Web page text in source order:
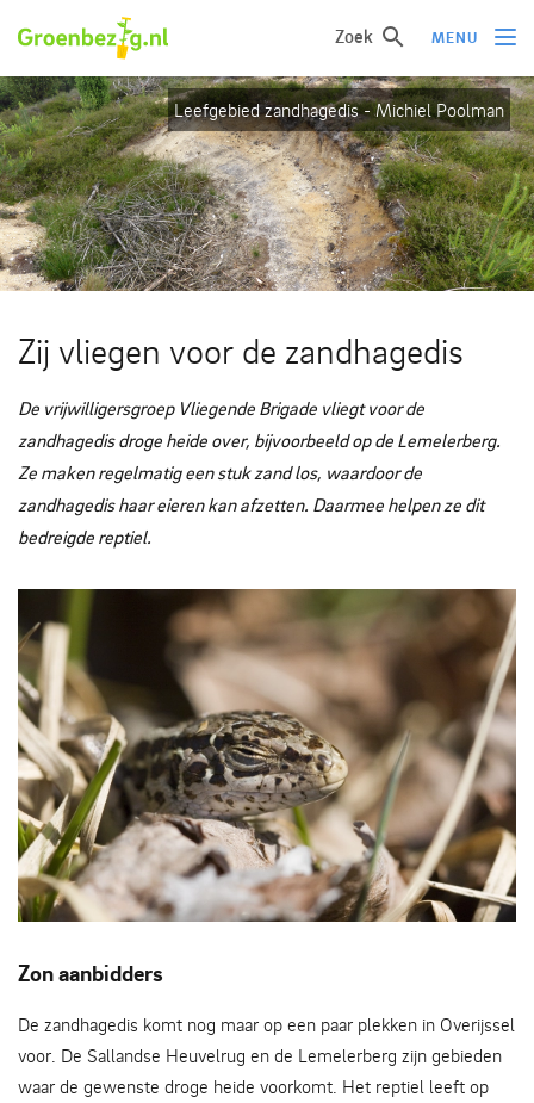
Zoek MENU
Ik wil iets doen
Ik wil iets leren
Groepen of initiatieven
Verhalen uit het veld
Over groenbezig
Meld jouw werkgroep of initiatief aan
Leefgebied zandhagedis - Michiel Poolman
Zij vliegen voor de zandhagedis
De vrijwilligersgroep Vliegende Brigade vliegt voor de
zandhagedis droge heide over, bijvoorbeeld op de Lemelerberg.
Ze maken regelmatig een stuk zand los, waardoor de
zandhagedis haar eieren kan afzetten. Daarmee helpen ze dit
bedreigde reptiel.
Zon aanbidders
De zandhagedis komt nog maar op een paar plekken in Overijssel
voor. De Sallandse Heuvelrug en de Lemelerberg zijn gebieden
waar de gewenste droge heide voorkomt. Het reptiel leeft op